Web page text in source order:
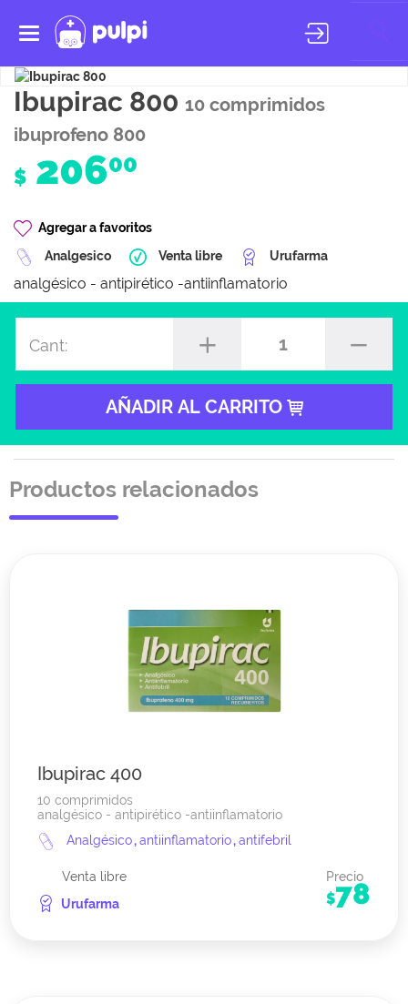
Toggle
navigation
Ibupirac 800 10 comprimidos
ibuprofeno 800
$ 20600
Agregar a favoritos
Analgesico
Venta libre Urufarma
analgésico - antipirético -antiinflamatorio
Cant: 1
AÑADIR AL CARRITO
Productos relacionados
Ibupirac 400
10 comprimidos
analgésico - antipirético -antiinflamatorio
Analgésico,antiinflamatorio,antifebril
Venta libre
Urufarma
Precio
$78